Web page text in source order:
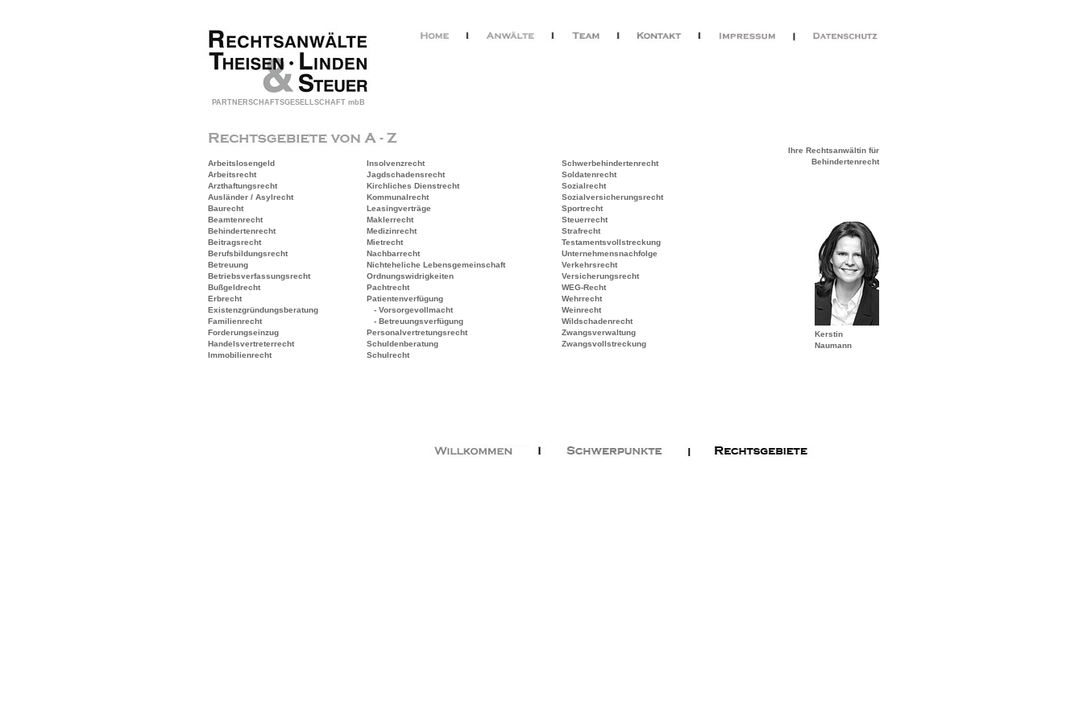
PARTNERSCHAFTSGESELLSCHAFT mbB
Arbeitslosengeld
Arbeitsrecht
Arzthaftungsrecht
Ausländer / Asylrecht
Baurecht
Beamtenrecht
Behindertenrecht
Beitragsrecht
Berufsbildungsrecht
Betreuung
Betriebsverfassungsrecht
Bußgeldrecht
Erbrecht
Existenzgründungsberatung
Familienrecht
Forderungseinzug
Handelsvertreterrecht
Immobilienrecht
Insolvenzrecht
Jagdschadensrecht
Kirchliches Dienstrecht
Kommunalrecht
Leasingverträge
Maklerrecht
Medizinrecht
Mietrecht
Nachbarrecht
Nichteheliche Lebensgemeinschaft
Ordnungswidrigkeiten
Pachtrecht
Patientenverfügung
- Vorsorgevollmacht
- Betreuungsverfügung
Personalvertretungsrecht
Schuldenberatung
Schulrecht
Schwerbehindertenrecht
Soldatenrecht
Sozialrecht
Sozialversicherungsrecht
Sportrecht
Steuerrecht
Strafrecht
Testamentsvollstreckung
Unternehmensnachfolge
Verkehrsrecht
Versicherungsrecht
WEG-Recht
Wehrrecht
Weinrecht
Wildschadenrecht
Zwangsverwaltung
Zwangsvollstreckung
Ihre Rechtsanwältin für
Behindertenrecht
Kerstin
Naumann